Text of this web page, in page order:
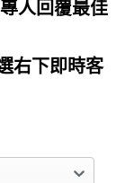
人回覆最佳
右下即時客